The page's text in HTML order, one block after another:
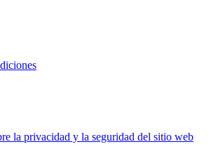
la privacidad y la seguridad del sitio web